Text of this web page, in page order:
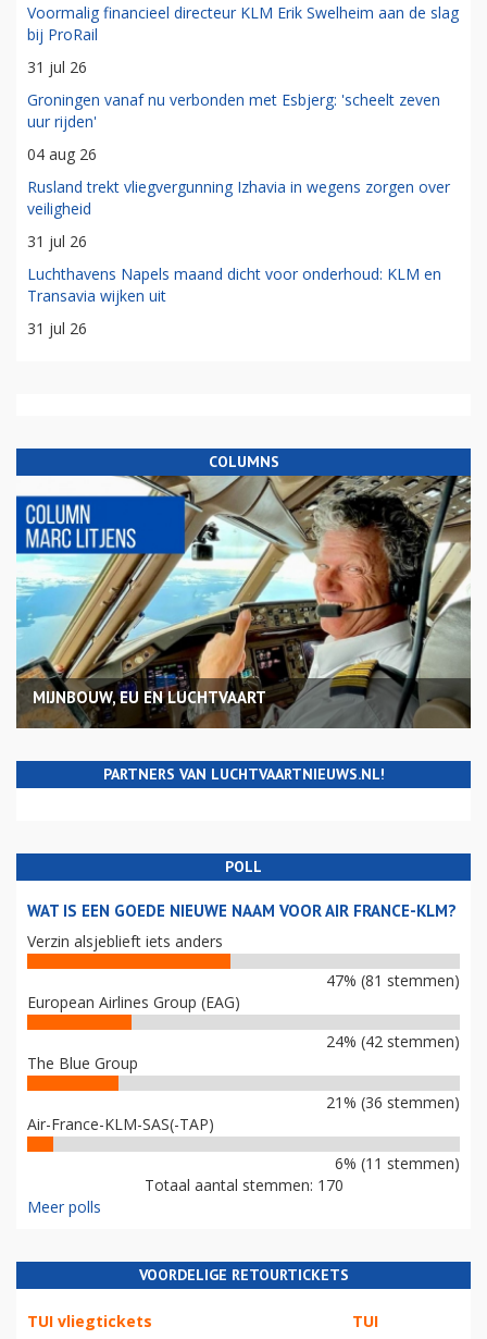
Voormalig financieel directeur KLM Erik Swelheim aan de slag
bij ProRail
31 jul 26
Groningen vanaf nu verbonden met Esbjerg: 'scheelt zeven
uur rijden'
04 aug 26
Rusland trekt vliegvergunning Izhavia in wegens zorgen over
veiligheid
31 jul 26
Luchthavens Napels maand dicht voor onderhoud: KLM en
Transavia wijken uit
31 jul 26
COLUMNS
MIJNBOUW, EU EN LUCHTVAART
PARTNERS VAN LUCHTVAARTNIEUWS.NL!
POLL
WAT IS EEN GOEDE NIEUWE NAAM VOOR AIR FRANCE-KLM?
Verzin alsjeblieft iets anders
47% (81 stemmen)
European Airlines Group (EAG)
24% (42 stemmen)
The Blue Group
21% (36 stemmen)
Air-France-KLM-SAS(-TAP)
6% (11 stemmen)
Totaal aantal stemmen: 170
Meer polls
VOORDELIGE RETOURTICKETS
TUI vliegtickets TUI